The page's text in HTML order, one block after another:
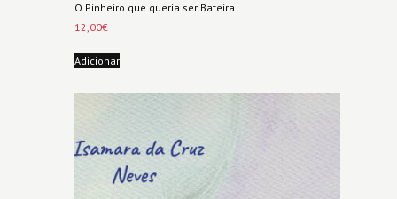
O Pinheiro que queria ser Bateira
12,00€
Adicionar